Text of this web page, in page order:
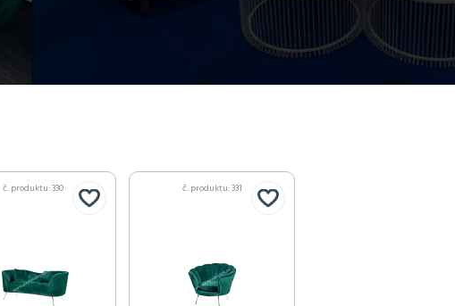
č. produktu: 330 č. produktu: 331